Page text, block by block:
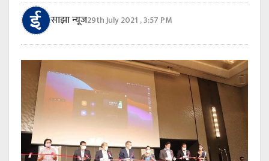
साझा न्यूज29th July 2021 , 3:57 PM